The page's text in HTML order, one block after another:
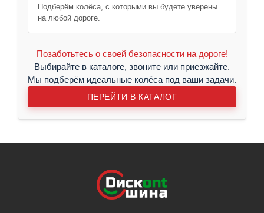
Подберём колёса, с которыми вы будете уверены
на любой дороге.
Позаботьтесь о своей безопасности на дороге!
Выбирайте в каталоге, звоните или приезжайте.
Мы подберём идеальные колёса под ваши задачи.
ПЕРЕЙТИ В КАТАЛОГ